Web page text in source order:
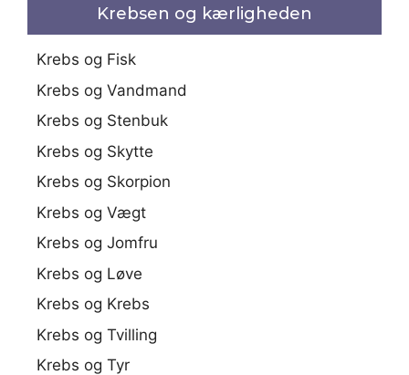
Krebsen og kærligheden
Krebs og Fisk
Krebs og Vandmand
Krebs og Stenbuk
Krebs og Skytte
Krebs og Skorpion
Krebs og Vægt
Krebs og Jomfru
Krebs og Løve
Krebs og Krebs
Krebs og Tvilling
Krebs og Tyr